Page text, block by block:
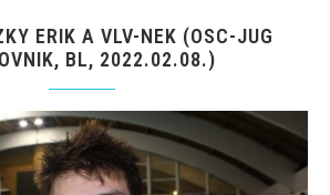
ERIK A VLV-NEK (OSC-JUG
BL, 2022.02.08.)